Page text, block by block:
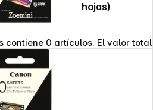
contiene 0 artículos. El valor
Canon ZP-2030 ZINK Papel 5 x 7,5cm (50 hojas)